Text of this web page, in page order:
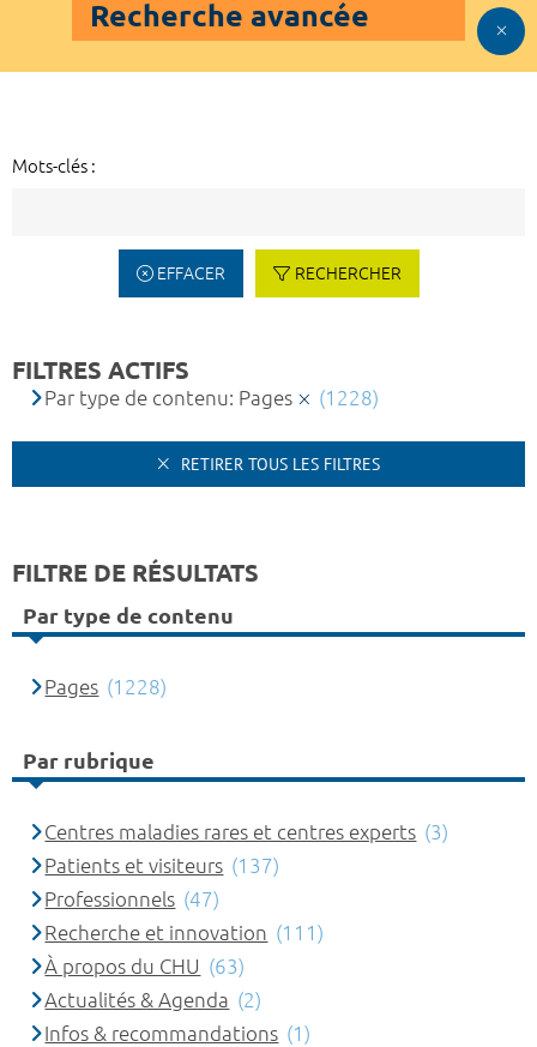
Recherche avancée
Mots-clés :
EFFACER RECHERCHER
FILTRES ACTIFS
Par type de contenu: Pages (1228)
RETIRER TOUS LES FILTRES
FILTRE DE RÉSULTATS
Par type de contenu
Pages (1228)
Par rubrique
Centres maladies rares et centres experts (3)
Patients et visiteurs (137)
Professionnels (47)
Recherche et innovation (111)
À propos du CHU (63)
Actualités & Agenda (2)
Infos & recommandations (1)